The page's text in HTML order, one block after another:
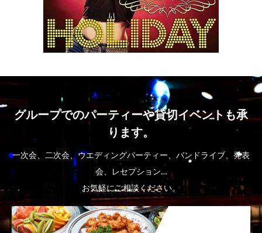
グループでのパーティーや貸切イベントも承
ります。
一次会、二次会、ウエディングパーティー、バンドライブ、発表
会、レセプション…
お気軽にご相談ください。